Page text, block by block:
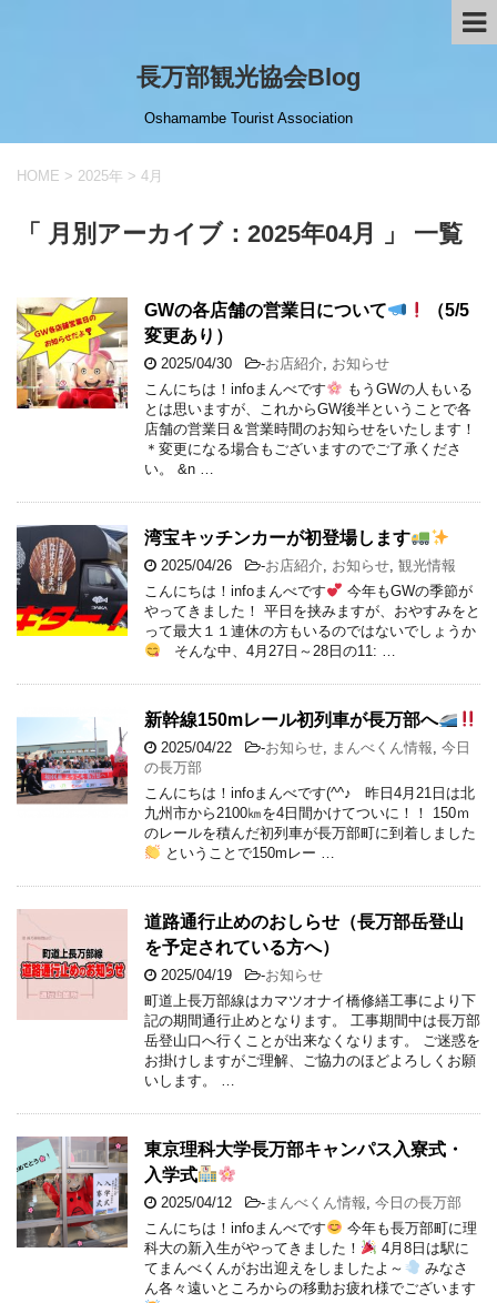
長万部観光協会Blog
Oshamambe Tourist Association
HOME > 2025年 > 4月
「 月別アーカイブ：2025年04月 」 一覧
GWの各店舗の営業日について
（5/5
変更あり）
2025/04/30 -お店紹介
お知らせ
こんにちは！infoまんべです
もうGWの人もいる
とは思いますが、これからGW後半ということで各
店舗の営業日＆営業時間のお知らせをいたします！
＊変更になる場合もございますのでご了承くださ
い。 &n …
湾宝キッチンカーが初登場します
2025/04/26 -お店紹介 お知らせ 観光情報
こんにちは！infoまんべです
今年もGWの季節が
やってきました！ 平日を挟みますが、おやすみをと
って最大１１連休の方もいるのではないでしょうか
そんな中、4月27日～28日の11: …
新幹線150mレール初列車が長万部へ
2025/04/22 -お知らせ まんべくん情報 今日
の長万部
こんにちは！infoまんべです(^^♪ 昨日4月21日は北
九州市から2100㎞を4日間かけてついに！！ 150ｍ
のレールを積んだ初列車が長万部町に到着しました
ということで150mレー …
道路通行止めのおしらせ（長万部岳登山
を予定されている方へ）
2025/04/19 -お知らせ
町道上長万部線はカマツオナイ橋修繕工事により下
記の期間通行止めとなります。 工事期間中は長万部
岳登山口へ行くことが出来なくなります。 ご迷惑を
お掛けしますがご理解、ご協力のほどよろしくお願
いします。 …
東京理科大学長万部キャンパス入寮式・
入学式
2025/04/12 - まんべくん情報 今日の長万部
こんにちは！infoまんべです
今年も長万部町に理
科大の新入生がやってきました！
4月8日は駅に
てまんべくんがお出迎えをしましたよ～
みなさ
ん各々遠いところからの移動お疲れ様でございます